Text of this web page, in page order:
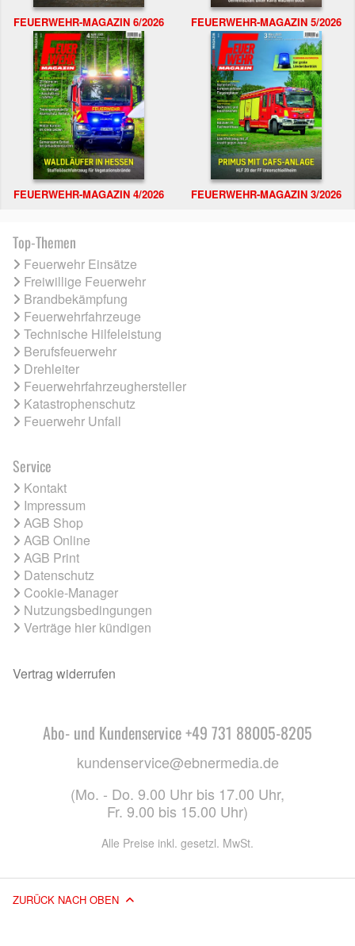
FEUERWEHR-MAGAZIN 6/2026 FEUERWEHR-MAGAZIN 5/2026
FEUERWEHR-MAGAZIN 4/2026 FEUERWEHR-MAGAZIN 3/2026
Top-Themen
Feuerwehr Einsätze
Freiwillige Feuerwehr
Brandbekämpfung
Feuerwehrfahrzeuge
Technische Hilfeleistung
Berufsfeuerwehr
Drehleiter
Feuerwehrfahrzeughersteller
Katastrophenschutz
Feuerwehr Unfall
Service
Kontakt
Impressum
AGB Shop
AGB Online
AGB Print
Datenschutz
Cookie-Manager
Nutzungsbedingungen
Verträge hier kündigen
Vertrag widerrufen
Abo- und Kundenservice +49 731 88005-8205
kundenservice@ebnermedia.de
(Mo. - Do. 9.00 Uhr bis 17.00 Uhr,
Fr. 9.00 bis 15.00 Uhr)
Alle Preise inkl. gesetzl. MwSt.
ZURÜCK NACH OBEN